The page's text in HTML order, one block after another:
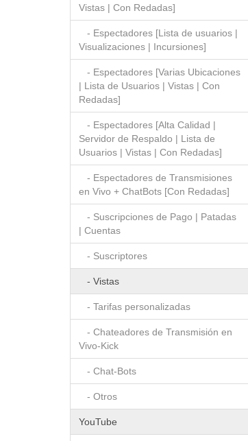
Vistas | Con Redadas]
- Espectadores [Lista de usuarios |
Visualizaciones | Incursiones]
- Espectadores [Varias Ubicaciones
| Lista de Usuarios | Vistas | Con
Redadas]
- Espectadores [Alta Calidad |
Servidor de Respaldo | Lista de
Usuarios | Vistas | Con Redadas]
- Espectadores de Transmisiones
en Vivo + ChatBots [Con Redadas]
- Suscripciones de Pago | Patadas
| Cuentas
- Suscriptores
- Vistas
- Tarifas personalizadas
- Chateadores de Transmisión en
Vivo-Kick
- Chat-Bots
- Otros
YouTube